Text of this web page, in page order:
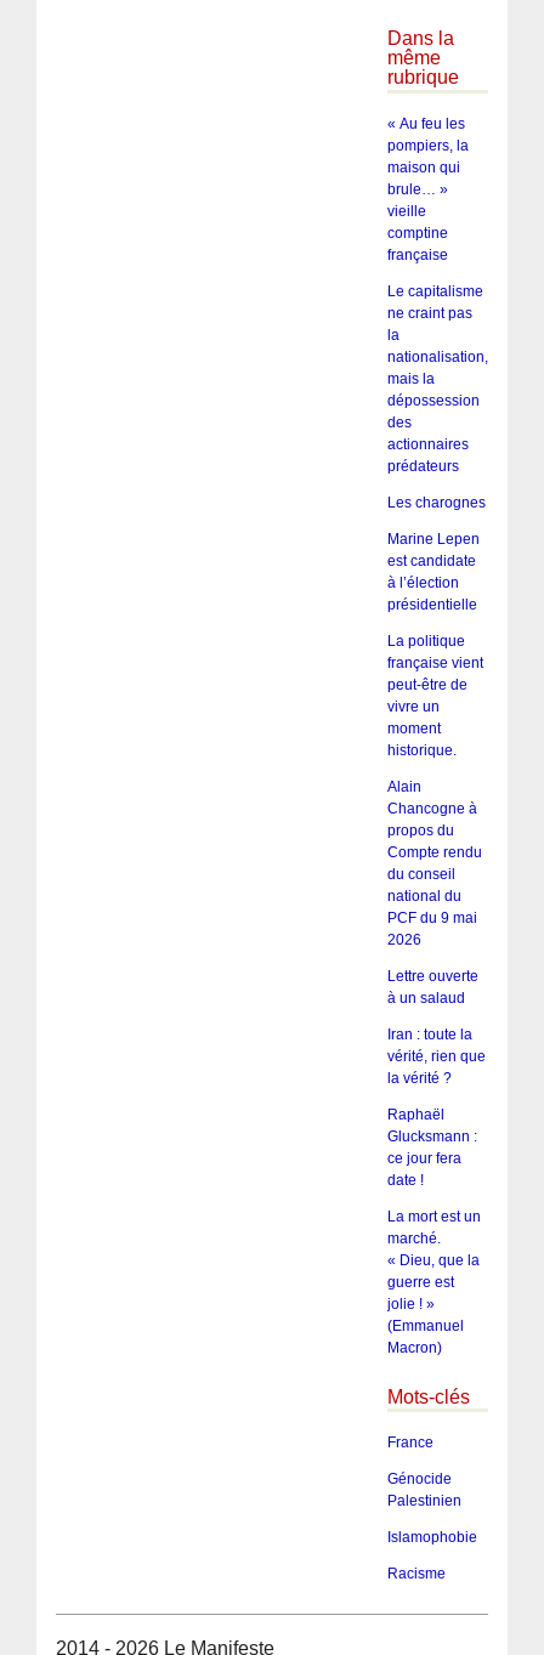
Dans la
même
rubrique
« Au feu les
pompiers, la
maison qui
brule… »
vieille
comptine
française
Le capitalisme
ne craint pas
la
nationalisation,
mais la
dépossession
des
actionnaires
prédateurs
Les charognes
Marine Lepen
est candidate
à l’élection
présidentielle
La politique
française vient
peut-être de
vivre un
moment
historique.
Alain
Chancogne à
propos du
Compte rendu
du conseil
national du
PCF du 9 mai
2026
Lettre ouverte
à un salaud
Iran : toute la
vérité, rien que
la vérité ?
Raphaël
Glucksmann :
ce jour fera
date !
La mort est un
marché.
« Dieu, que la
guerre est
jolie ! »
(Emmanuel
Macron)
Mots-clés
France
Génocide
Palestinien
Islamophobie
Racisme
2014 - 2026 Le Manifeste